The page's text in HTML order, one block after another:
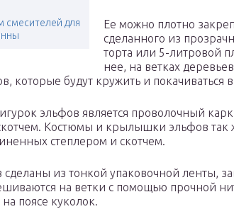
смесителей для
Ее можно плотно
сделанного из
торта или 5-литровой
нее, на ветках
которые будут кружить и покачиваться
эльфов является проволочный
Костюмы и крылышки эльфов так
степлером и скотчем.
сделаны из тонкой упаковочной ленты,
на ветки с помощью прочной
поясе куколок.